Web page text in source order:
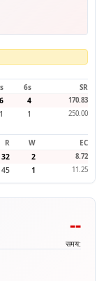
6s
SR
6 4 170.83
1 1 250.00
R W
EC
32 2 8.72
45 1 11.25
--
समय: